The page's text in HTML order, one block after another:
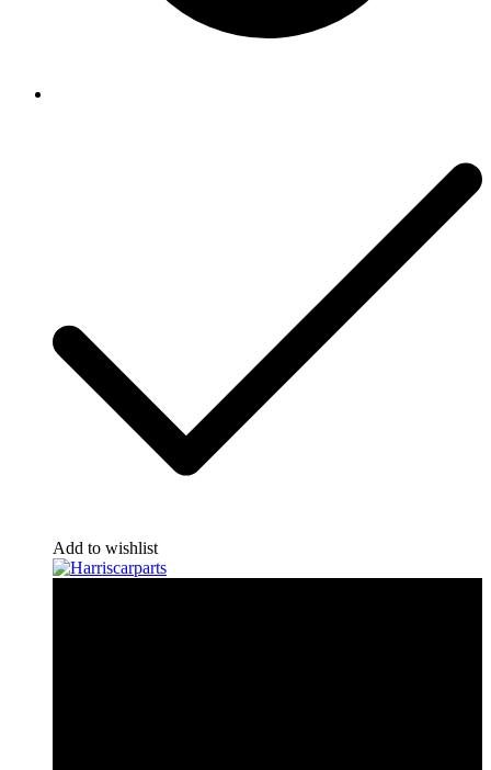
Add to wishlist